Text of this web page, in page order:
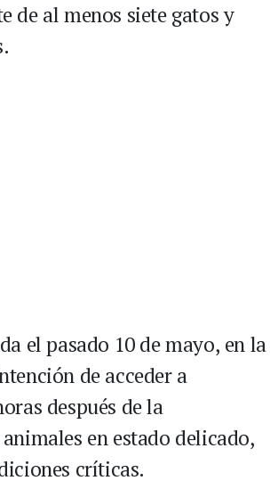
de al menos siete gatos y
el pasado 10 de mayo, en la
de acceder a
después de la
en estado delicado,
críticas.